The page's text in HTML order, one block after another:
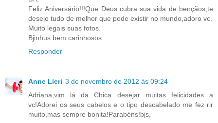
Feliz Aniversário!!!Que Deus cubra sua vida de bençãos,te
desejo tudo de melhor que pode existir no mundo,adoro vc.
Muito legais suas fotos.
Bjinhus bem carinhosos.
Responder
Anne Lieri 3 de novembro de 2012 às 09:24
Adriana,vim lá da Chica desejar muitas felicidades a
vc!Adorei os seus cabelos e o tipo descabelado me fez rir
muito,mas sempre bonita!Parabéns!bjs,